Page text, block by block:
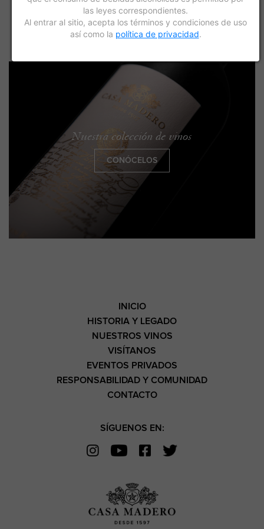
Nuestra colección de vinos
CONÓCELOS
INICIO
HISTORIA Y LEGADO
NUESTROS VINOS
VISÍTANOS
EVENTOS PRIVADOS
RESPONSABILIDAD Y COMUNIDAD
CONTACTO
SÍGUENOS EN:
las leyes correspondientes.
Al entrar al sitio, acepta los términos y condiciones de uso
así como la política de privacidad.